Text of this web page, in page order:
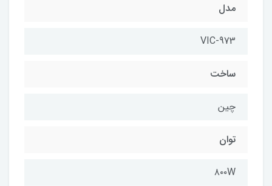
مدل
VIC-973
ساخت
چین
توان
۸۰۰W